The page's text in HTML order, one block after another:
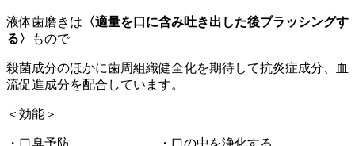
液体歯磨きは 〈適量を口に含み吐き出した後ブラッシングす
る〉
もので
殺菌成分のほかに歯周組織健全化を期待して抗炎症成分、血
流促進成分を配合しています。
＜効能＞
・口臭予防 ・口の中を浄化する